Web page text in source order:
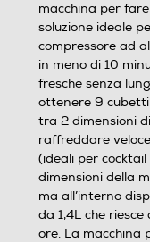
macchina per
soluzione ideale
compressore ad
in meno di 10
fresche senza
ottenere 9 cubetti
tra 2 dimensioni
raffreddare
(ideali per
dimensioni della
ma all’interno
da 1,4L che
ore. La macchina